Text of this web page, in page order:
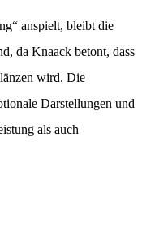
anspielt, bleibt die
da Knaack betont, dass
wird. Die
Darstellungen und
als auch